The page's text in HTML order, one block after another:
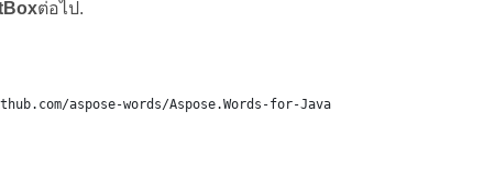
ต่อไป.
aspose-words/Aspose.Words-for-Java